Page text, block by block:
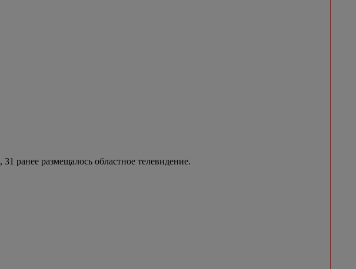
ранее размещалось областное телевидение.